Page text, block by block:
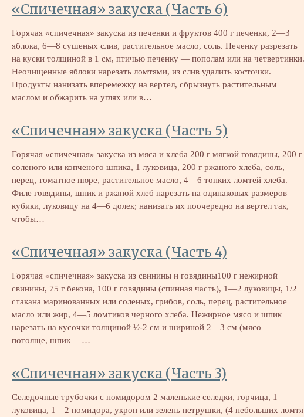
«Спичечная» закуска (Часть 6)
Горячая «спичечная» закуска из печенки и фруктов 400 г печенки, 2—3
яблока, 6—8 сушеных слив, растительное масло, соль. Печенку разрезать
на куски толщиной в 1 см, птичью печенку — пополам или на четвертинки.
Неочищенные яблоки нарезать ломтями, из слив удалить косточки.
Продукты нанизать вперемежку на вертел, сбрызнуть растительным
маслом и обжарить на углях или в…
«Спичечная» закуска (Часть 5)
Горячая «спичечная» закуска из мяса и хлеба 200 г мягкой говядины, 200 г
соленого или копченого шпика, 1 луковица, 200 г ржаного хлеба, соль,
перец, томатное пюре, растительное масло, 4—6 тонких ломтей хлеба.
Филе говядины, шпик и ржаной хлеб нарезать на одинаковых размеров
кубики, луковицу на 4—6 долек; нанизать их поочередно на вертел так,
чтобы…
«Спичечная» закуска (Часть 4)
Горячая «спичечная» закуска из свинины и говядины100 г нежирной
свинины, 75 г бекона, 100 г говядины (спинная часть), 1—2 луковицы, 1/2
стакана маринованных или соленых, грибов, соль, перец, растительное
масло или жир, 4—5 ломтиков черного хлеба. Нежирное мясо и шпик
нарезать на кусочки толщиной ½-2 см и шириной 2—3 см (мясо —
потолще, шпик —…
«Спичечная» закуска (Часть 3)
Селедочные трубочки с помидором 2 маленькие селедки, горчица, 1
луковица, 1—2 помидора, укроп или зелень петрушки, (4 небольших ломтя